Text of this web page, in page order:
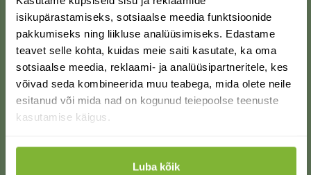
isikupärastamiseks, sotsiaalse meedia funktsioonide
pakkumiseks ning liikluse analüüsimiseks. Edastame
teavet selle kohta, kuidas meie saiti kasutate, ka oma
sotsiaalse meedia, reklaami- ja analüüsipartneritele, kes
võivad seda kombineerida muu teabega, mida olete neile
esitanud või mida nad on kogunud teiepoolse teenuste
kasutamise käigus.
Luba kõik
Mikrobioloogiline väetis
BIOEFEKTS Biomix 500 g
€4.60
Soovid saada
soodustust?
SOOVIN SOODUSTUST